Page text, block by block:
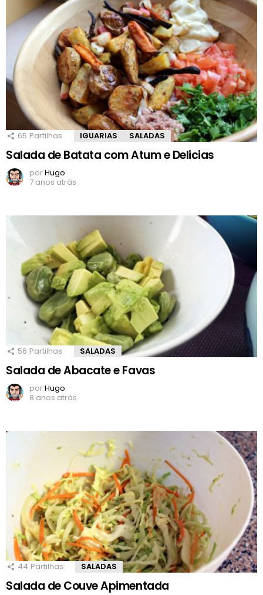
65 Partilhas IGUARIAS SALADAS
Salada de Batata com Atum e Delicias
porHugo
7 anos atrás
56 Partilhas SALADAS
Salada de Abacate e Favas
porHugo
8 anos atrás
44 Partilhas SALADAS
Salada de Couve Apimentada